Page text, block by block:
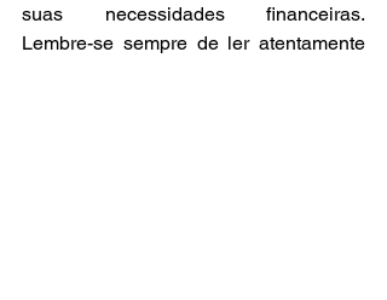
suas necessidades financeiras.
Lembre-se sempre de ler atentamente